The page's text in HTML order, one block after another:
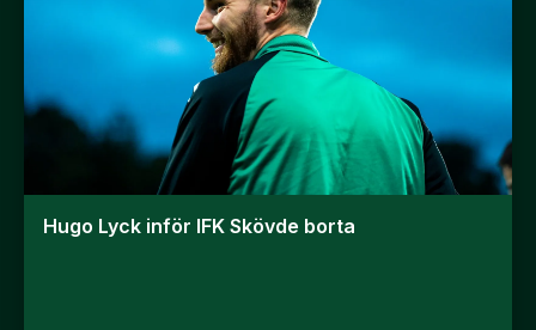
Hugo Lyck inför IFK Skövde borta